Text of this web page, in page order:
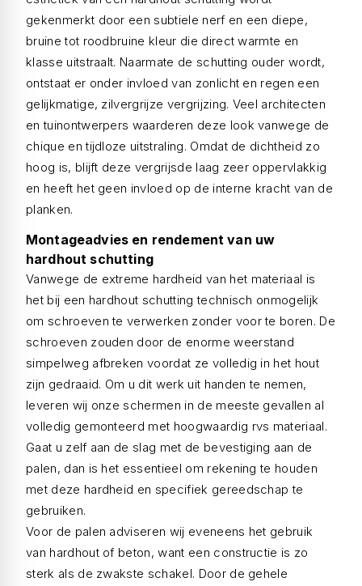
gekenmerkt door een subtiele nerf en een diepe,
bruine tot roodbruine kleur die direct warmte en
klasse uitstraalt. Naarmate de schutting ouder wordt,
ontstaat er onder invloed van zonlicht en regen een
gelijkmatige, zilvergrijze vergrijzing. Veel architecten
en tuinontwerpers waarderen deze look vanwege de
chique en tijdloze uitstraling. Omdat de dichtheid zo
hoog is, blijft deze vergrijsde laag zeer oppervlakkig
en heeft het geen invloed op de interne kracht van de
planken.
Montageadvies en rendement van uw
hardhout schutting
Vanwege de extreme hardheid van het materiaal is
het bij een hardhout schutting technisch onmogelijk
om schroeven te verwerken zonder voor te boren. De
schroeven zouden door de enorme weerstand
simpelweg afbreken voordat ze volledig in het hout
zijn gedraaid. Om u dit werk uit handen te nemen,
leveren wij onze schermen in de meeste gevallen al
volledig gemonteerd met hoogwaardig rvs materiaal.
Gaat u zelf aan de slag met de bevestiging aan de
palen, dan is het essentieel om rekening te houden
met deze hardheid en specifiek gereedschap te
gebruiken.
Voor de palen adviseren wij eveneens het gebruik
van hardhout of beton, want een constructie is zo
sterk als de zwakste schakel. Door de gehele